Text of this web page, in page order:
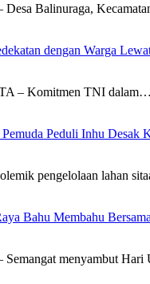
Balinuraga,
dengan Warga
– Komitmen TNI dalam…
Peduli Inhu Desak
pengelolaan lahan
Bahu Membahu
menyambut